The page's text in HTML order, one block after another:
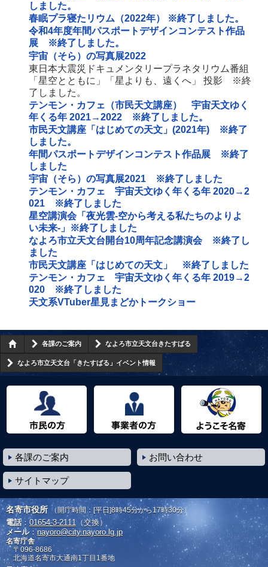
しました。
春眠プラ寝たリウム（2022年） ※終了しました。
令和4年度年間パスポートデザインコンテスト作品
展 ※終了しました。
宇宙（そら）の写真展2022
東日本大震災ドキュメンタリープラネタリウム番組
「星空とともに」「星よりも、遠くへ」 投影 ※終
了しました。
テンモン・カフェ（市民天文講座） 宇宙天文ゆく
年くる年 2021→2022 ※終了しました。
市民天文講座「はじめての天文」(2021年) ※終了
しました。
年間パスポートデザインコンテスト作品展 ※終了
しました
宇宙（そら）の写真展2021 ※終了しました
テンモン・カフェ 宇宙天文ゆく年くる年 2020→2
021 ※終了しました
星空講演会「夜光雲‐空から考える私たちのよりよ
い未来‐」※終了しました
なよろ市立天文台開台10周年記念講演会 ※終了し
ました
市民天文講座「はじめての天文」 ※終了しました
テンモン・カフェ 宇宙天文ゆく年くる年 2019→2
020 ※終了しました
天文系VTuber星見まどかトークショー
各課のご案内 なよろ市立天文台きたすばる
なよろ市立天文台「きたすばる」イベント情報
各課のご案内 お問い合わせ
サイトマップ
名寄市役所 （開庁時間：[平日]8時45分から17時30分）
電話： 01654-3-2111（交換）
メール：nayoro@city.nayoro.lg.jp
名寄庁舎
〒096-8686
北海道名寄市大通南1丁目1番地